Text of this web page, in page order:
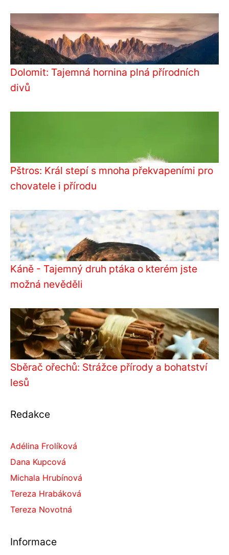
Dolomit: Tajemná hornina plná přírodních
divů
Pštros: Král stepí s mnoha překvapeními pro
chovatele i přírodu
Káně - Tajemný druh ptáka o kterém jste
možná nevěděli
Sběrač ořechů: Strážce přírody a bohatství
lesů
Redakce
Adélina Frolíková
Dana Kupcová
Michala Hrubínová
Tereza Hrabáková
Tereza Novotná
Informace